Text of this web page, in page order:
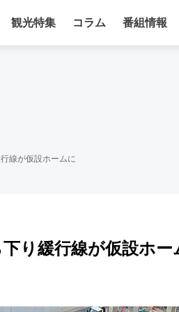
観光特集 コラム 番組情報
線が仮設ホームに
り緩行線が仮設ホー